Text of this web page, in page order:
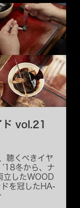
ド vol.21
聴くべきイヤ
冬から、ナ
立したWOOD
を冠したHA-